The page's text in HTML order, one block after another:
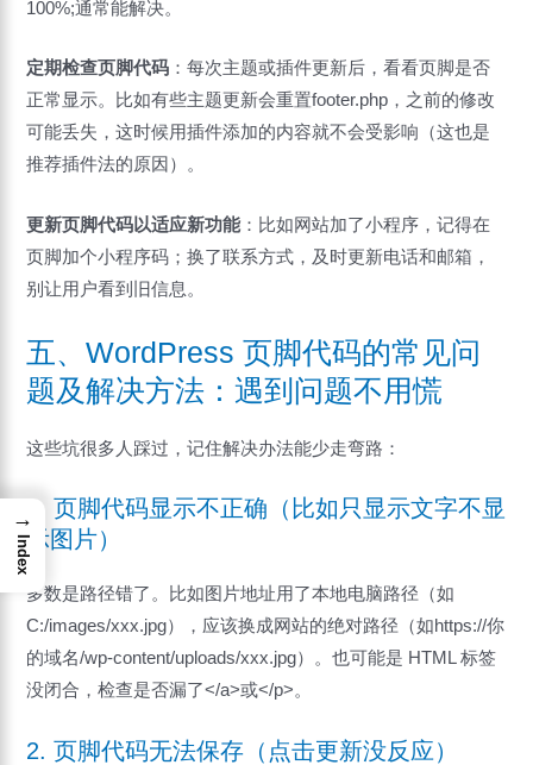
100%;通常能解决。
定期检查页脚代码 ：每次主题或插件更新后，看看页脚是否
正常显示。比如有些主题更新会重置footer.php，之前的修改
可能丢失，这时候用插件添加的内容就不会受影响（这也是
推荐插件法的原因）。
更新页脚代码以适应新功能 ：比如网站加了小程序，记得在
页脚加个小程序码；换了联系方式，及时更新电话和邮箱，
别让用户看到旧信息。
五、WordPress 页脚代码的常见问
题及解决方法：遇到问题不用慌
这些坑很多人踩过，记住解决办法能少走弯路：
1. 页脚代码显示不正确（比如只显示文字不显
示图片）
多数是路径错了。比如图片地址用了本地电脑路径（如
C:/images/xxx.jpg），应该换成网站的绝对路径（如https://你
的域名/wp-content/uploads/xxx.jpg）。也可能是 HTML 标签
没闭合，检查是否漏了</a>或</p>。
2. 页脚代码无法保存（点击更新没反应）
→
Index